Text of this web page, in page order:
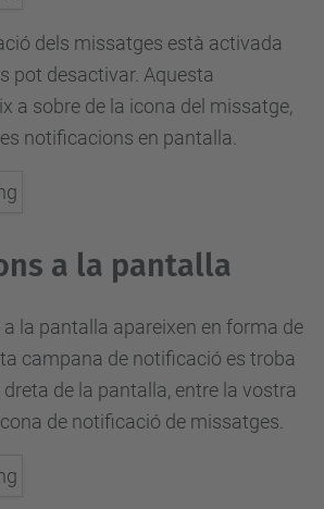
dels missatges està activada
pot desactivar. Aquesta
a sobre de la icona del missatge,
notificacions en pantalla.
a la pantalla
la pantalla apareixen en forma de
campana de notificació es troba
de la pantalla, entre la vostra
de notificació de missatges.